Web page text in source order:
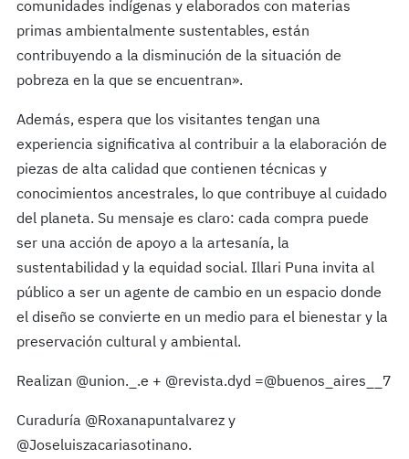
comunidades indígenas y elaborados con materias
primas ambientalmente sustentables, están
contribuyendo a la disminución de la situación de
pobreza en la que se encuentran».
Además, espera que los visitantes tengan una
experiencia significativa al contribuir a la elaboración de
piezas de alta calidad que contienen técnicas y
conocimientos ancestrales, lo que contribuye al cuidado
del planeta. Su mensaje es claro: cada compra puede
ser una acción de apoyo a la artesanía, la
sustentabilidad y la equidad social. Illari Puna invita al
público a ser un agente de cambio en un espacio donde
el diseño se convierte en un medio para el bienestar y la
preservación cultural y ambiental.
Realizan @union._.e + @revista.dyd =@buenos_aires__7
Curaduría @Roxanapuntalvarez y
@Joseluiszacariasotinano.